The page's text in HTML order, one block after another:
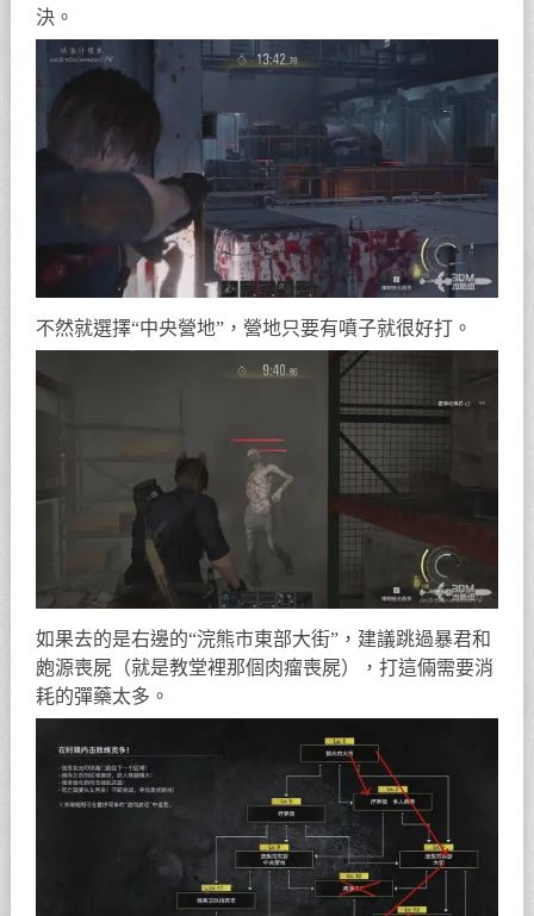
決。
不然就選擇“中央營地”，營地只要有噴子就很好打。
如果去的是右邊的“浣熊市東部大街”，建議跳過暴君和
皰源喪屍（就是教堂裡那個肉瘤喪屍），打這倆需要消
耗的彈藥太多。